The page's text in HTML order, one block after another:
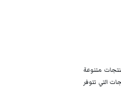
متنوعة
التي تتوفر